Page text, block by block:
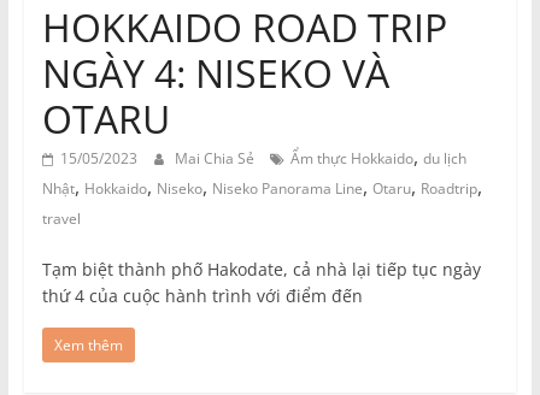
HOKKAIDO ROAD TRIP
NGÀY 4: NISEKO VÀ
OTARU
15/05/2023 Mai Chia Sẻ Ẩm thực Hokkaido, du lịch
Nhật, Hokkaido, Niseko, Niseko Panorama Line, Otaru, Roadtrip,
travel
Tạm biệt thành phố Hakodate, cả nhà lại tiếp tục ngày
thứ 4 của cuộc hành trình với điểm đến
Xem thêm